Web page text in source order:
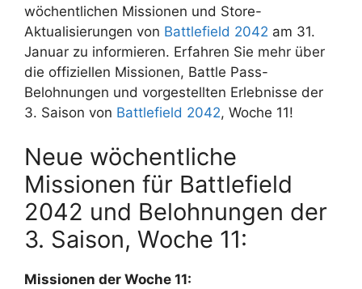
wöchentlichen Missionen und Store-
Aktualisierungen von Battlefield 2042 am 31.
Januar zu informieren. Erfahren Sie mehr über
die offiziellen Missionen, Battle Pass-
Belohnungen und vorgestellten Erlebnisse der
3. Saison von Battlefield 2042, Woche 11!
Neue wöchentliche
Missionen für Battlefield
2042 und Belohnungen der
3. Saison, Woche 11:
Missionen der Woche 11: